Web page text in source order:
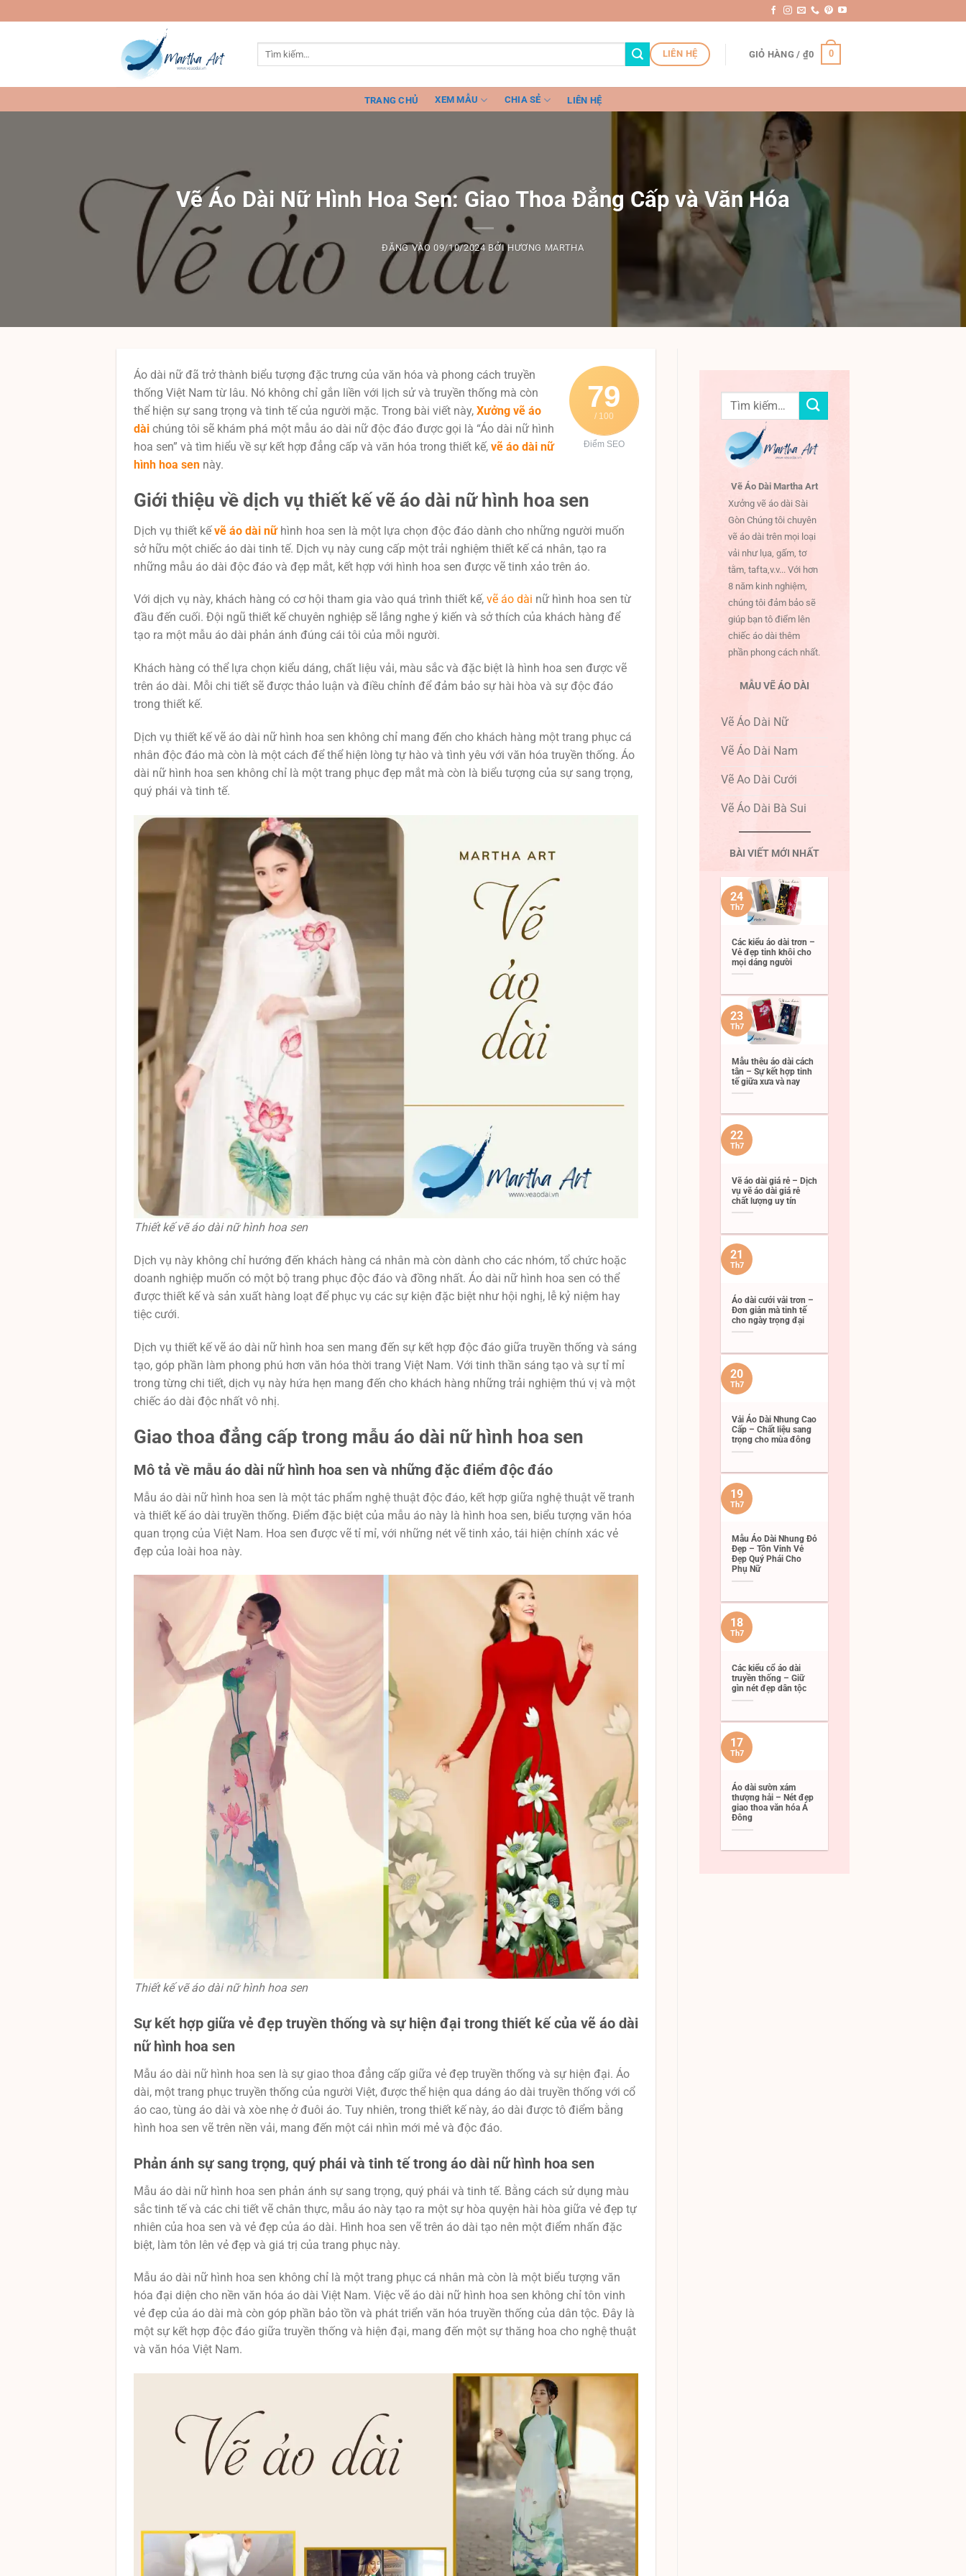
qua
LIÊN HỆ GIỎ HÀNG / ₫0 0
TRANG CHỦ XEM MẪU CHIA SẺ LIÊN HỆ
Vẽ Áo Dài Nữ Hình Hoa Sen: Giao Thoa Đẳng Cấp và Văn Hóa
ĐĂNG VÀO09/10/2024 BỞIHƯƠNG MARTHA
79
/ 100
Điểm SEO
Áo dài nữ đã trở thành biểu tượng đặc trưng của văn hóa và phong cách truyền
thống Việt Nam từ lâu. Nó không chỉ gắn liền với lịch sử và truyền thống mà còn
thể hiện sự sang trọng và tinh tế của người mặc. Trong bài viết này, Xưởng vẽ áo
dài chúng tôi sẽ khám phá một mẫu áo dài nữ độc đáo được gọi là “Áo dài nữ hình
hoa sen” và tìm hiểu về sự kết hợp đẳng cấp và văn hóa trong thiết kế, vẽ áo dài nữ
hình hoa sen này.
Giới thiệu về dịch vụ thiết kế vẽ áo dài nữ hình hoa sen
Dịch vụ thiết kếvẽ áo dài nữhình hoa sen là một lựa chọn độc đáo dành cho những người muốn
sở hữu một chiếc áo dài tinh tế. Dịch vụ này cung cấp một trải nghiệm thiết kế cá nhân, tạo ra
những mẫu áo dài độc đáo và đẹp mắt, kết hợp với hình hoa sen được vẽ tinh xảo trên áo.
Với dịch vụ này, khách hàng có cơ hội tham gia vào quá trình thiết kế, vẽ áo dài nữ hình hoa sen từ
đầu đến cuối. Đội ngũ thiết kế chuyên nghiệp sẽ lắng nghe ý kiến và sở thích của khách hàng để
tạo ra một mẫu áo dài phản ánh đúng cái tôi của mỗi người.
Khách hàng có thể lựa chọn kiểu dáng, chất liệu vải, màu sắc và đặc biệt là hình hoa sen được vẽ
trên áo dài. Mỗi chi tiết sẽ được thảo luận và điều chỉnh để đảm bảo sự hài hòa và sự độc đáo
trong thiết kế.
Dịch vụ thiết kế vẽ áo dài nữ hình hoa sen không chỉ mang đến cho khách hàng một trang phục cá
nhân độc đáo mà còn là một cách để thể hiện lòng tự hào và tình yêu với văn hóa truyền thống. Áo
dài nữ hình hoa sen không chỉ là một trang phục đẹp mắt mà còn là biểu tượng của sự sang trọng,
quý phái và tinh tế.
Thiết kế vẽ áo dài nữ hình hoa sen
Dịch vụ này không chỉ hướng đến khách hàng cá nhân mà còn dành cho các nhóm, tổ chức hoặc
doanh nghiệp muốn có một bộ trang phục độc đáo và đồng nhất. Áo dài nữ hình hoa sen có thể
được thiết kế và sản xuất hàng loạt để phục vụ các sự kiện đặc biệt như hội nghị, lễ kỷ niệm hay
tiệc cưới.
Dịch vụ thiết kế vẽ áo dài nữ hình hoa sen mang đến sự kết hợp độc đáo giữa truyền thống và sáng
tạo, góp phần làm phong phú hơn văn hóa thời trang Việt Nam. Với tinh thần sáng tạo và sự tỉ mỉ
trong từng chi tiết, dịch vụ này hứa hẹn mang đến cho khách hàng những trải nghiệm thú vị và một
chiếc áo dài độc nhất vô nhị.
Giao thoa đẳng cấp trong mẫu áo dài nữ hình hoa sen
Mô tả về mẫu áo dài nữ hình hoa sen và những đặc điểm độc đáo
Mẫu áo dài nữ hình hoa sen là một tác phẩm nghệ thuật độc đáo, kết hợp giữa nghệ thuật vẽ tranh
và thiết kế áo dài truyền thống. Điểm đặc biệt của mẫu áo này là hình hoa sen, biểu tượng văn hóa
quan trọng của Việt Nam. Hoa sen được vẽ tỉ mỉ, với những nét vẽ tinh xảo, tái hiện chính xác vẻ
đẹp của loài hoa này.
Thiết kế vẽ áo dài nữ hình hoa sen
Sự kết hợp giữa vẻ đẹp truyền thống và sự hiện đại trong thiết kế của vẽ áo dài
nữ hình hoa sen
Mẫu áo dài nữ hình hoa sen là sự giao thoa đẳng cấp giữa vẻ đẹp truyền thống và sự hiện đại. Áo
dài, một trang phục truyền thống của người Việt, được thể hiện qua dáng áo dài truyền thống với cổ
áo cao, tùng áo dài và xòe nhẹ ở đuôi áo. Tuy nhiên, trong thiết kế này, áo dài được tô điểm bằng
hình hoa sen vẽ trên nền vải, mang đến một cái nhìn mới mẻ và độc đáo.
Phản ánh sự sang trọng, quý phái và tinh tế trong áo dài nữ hình hoa sen
Mẫu áo dài nữ hình hoa sen phản ánh sự sang trọng, quý phái và tinh tế. Bằng cách sử dụng màu
sắc tinh tế và các chi tiết vẽ chân thực, mẫu áo này tạo ra một sự hòa quyện hài hòa giữa vẻ đẹp tự
nhiên của hoa sen và vẻ đẹp của áo dài. Hình hoa sen vẽ trên áo dài tạo nên một điểm nhấn đặc
biệt, làm tôn lên vẻ đẹp và giá trị của trang phục này.
Mẫu áo dài nữ hình hoa sen không chỉ là một trang phục cá nhân mà còn là một biểu tượng văn
hóa đại diện cho nền văn hóa áo dài Việt Nam. Việc vẽ áo dài nữ hình hoa sen không chỉ tôn vinh
vẻ đẹp của áo dài mà còn góp phần bảo tồn và phát triển văn hóa truyền thống của dân tộc. Đây là
một sự kết hợp độc đáo giữa truyền thống và hiện đại, mang đến một sự thăng hoa cho nghệ thuật
và văn hóa Việt Nam.
Tìm
Vẽ Áo Dài Martha Art
Xưởng vẽ áo dài Sài
Gòn Chúng tôi chuyên
vẽ áo dài trên mọi loại
vải như lụa, gấm, tơ
tằm, tafta,v.v... Với hơn
8 năm kinh nghiệm,
chúng tôi đảm bảo sẽ
giúp bạn tô điểm lên
chiếc áo dài thêm
phần phong cách nhất.
MẪU VẼ ÁO DÀI
Vẽ Áo Dài Nữ
Vẽ Áo Dài Nam
Vẽ Ao Dài Cưới
Vẽ Áo Dài Bà Sui
BÀI VIẾT MỚI NHẤT
Các kiểu áo dài trơn –
Vẻ đẹp tinh khôi cho
mọi dáng người
24
Th7
Mẫu thêu áo dài cách
tân – Sự kết hợp tinh
tế giữa xưa và nay
23
Th7
Vẽ áo dài giá rẻ – Dịch
vụ vẽ áo dài giá rẻ
chất lượng uy tín
22
Th7
Áo dài cưới vải trơn –
Đơn giản mà tinh tế
cho ngày trọng đại
21
Th7
Vải Áo Dài Nhung Cao
Cấp – Chất liệu sang
trọng cho mùa đông
20
Th7
Mẫu Áo Dài Nhung Đỏ
Đẹp – Tôn Vinh Vẻ
Đẹp Quý Phái Cho
Phụ Nữ
19
Th7
Các kiểu cổ áo dài
truyền thống – Giữ
gìn nét đẹp dân tộc
18
Th7
Áo dài sườn xám
thượng hải – Nét đẹp
giao thoa văn hóa Á
Đông
17
Th7